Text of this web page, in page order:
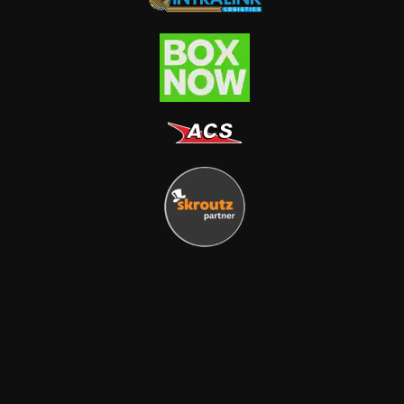
τυχαίες αποσυνδέσεις.
Απόλυτη Υγειονομική
Προστασία:Λειτουργεί ως
αδιαπέραστη ασπίδα ενάντια
σε εξωτερικούς μολυσματικούς
παράγοντες και μικρόβια.
Κατασκευασμένο από
υποαλλεργικά υλικά (Latex-
free) για την πλήρη αποφυγή
ερεθισμών.